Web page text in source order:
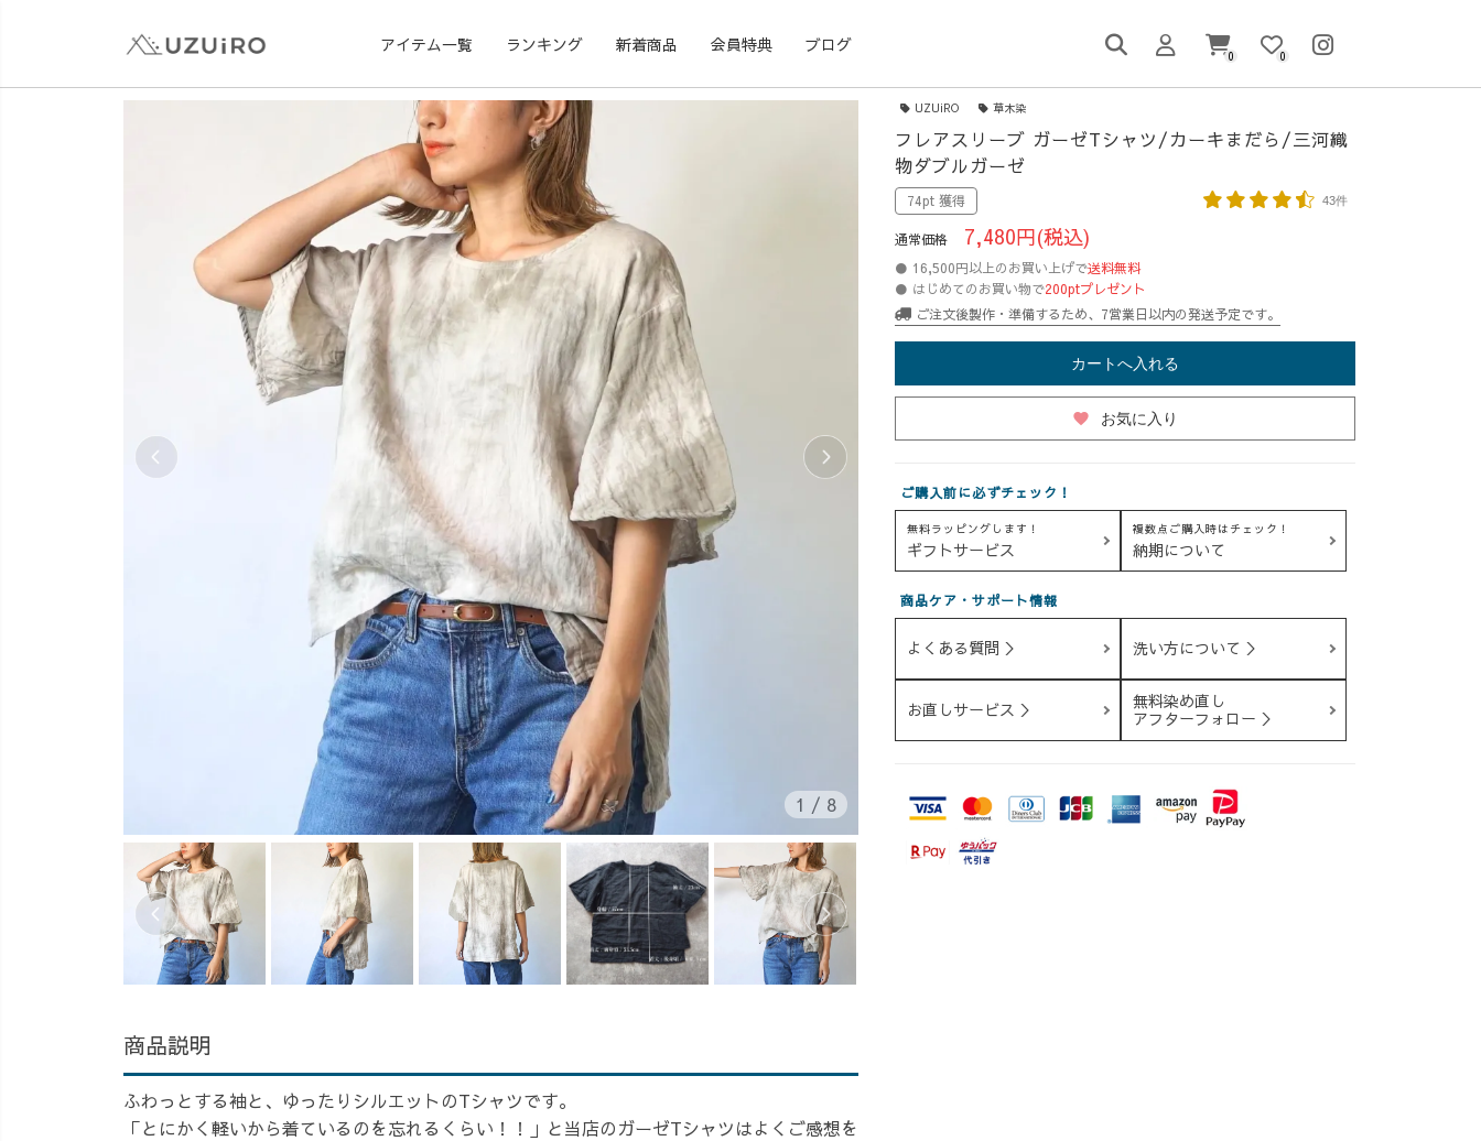
アイテム一覧 ランキング 新着商品 会員特典 ブログ
0 0
1 / 8
商品説明
ふわっとする袖と、ゆったりシルエットのTシャツです。
「とにかく軽いから着ているのを忘れるくらい！！」と当店のガーゼTシャツはよくご感想を
UZUiRO 草木染
フレアスリーブ ガーゼTシャツ/カーキまだら/三河織
物ダブルガーゼ
74pt 獲得 43件
通常価格 7,480円(税込)
● 16,500円以上のお買い上げで送料無料
● はじめてのお買い物で200ptプレゼント
ご注文後製作・準備するため、7営業日以内の発送予定です。
カートへ入れる
favorite お気に入り
ご購入前に必ずチェック！
無料ラッピングします！
ギフトサービス
複数点ご購入時はチェック！
納期について
商品ケア・サポート情報
よくある質問 ＞ 洗い方について ＞
お直しサービス ＞
無料染め直し
アフターフォロー ＞